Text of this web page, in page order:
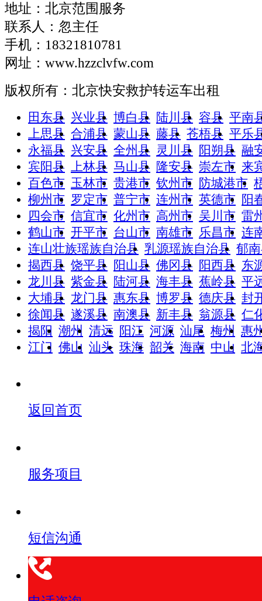
地址：北京范围服务
联系人：忽主任
手机：18321810781
网址：www.hzzclvfw.com
版权所有：北京快安救护转运车出租
田东县 兴业县 博白县 陆川县 容县 平南
上思县 合浦县 蒙山县 藤县 苍梧县 平乐
永福县 兴安县 全州县 灵川县 阳朔县 融
宾阳县
上林县 马山县 隆安县 崇左市 来
百色市 玉林市 贵港市 钦州市 防城港市
柳州市 罗定市 普宁市 连州市 英德市 阳
四会市 信宜市 化州市 高州市 吴川市 雷
鹤山市 开平市 台山市 南雄市 乐昌市 连
连山壮族瑶族自治县 乳源瑶族自治县 郁
揭西县 饶平县 阳山县 佛冈县 阳西县 东
龙川县 紫金县 陆河县 海丰县 蕉岭县 平
大埔县 龙门县 惠东县 博罗县 德庆县 封
徐闻县 遂溪县 南澳县 新丰县 翁源县 仁
揭阳 潮州 清远 阳江 河源 汕尾 梅州 惠
江门 佛山 汕头 珠海 韶关 海南 中山 北
返回首页
服务项目
短信沟通